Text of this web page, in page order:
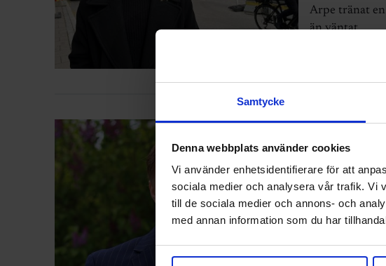
Samtycke
Denna webbplats använder cookies
Vi använder enhetsidentifierare för att
sociala medier och analysera vår trafik. Vi
till de sociala medier och annons- och
med annan information som du har
Arpe tränat
än väntat.
Debatt:
Sverige står
kontrollera